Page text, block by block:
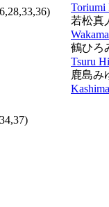
)
)
Toriumi
若松真
鶴ひろ
Tsuru
鹿島み